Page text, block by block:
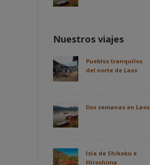
Nuestros viajes
Pueblos tranquilos
del norte de Laos
Dos semanas en Laos
Isla de Shikoku e
Hiroshima